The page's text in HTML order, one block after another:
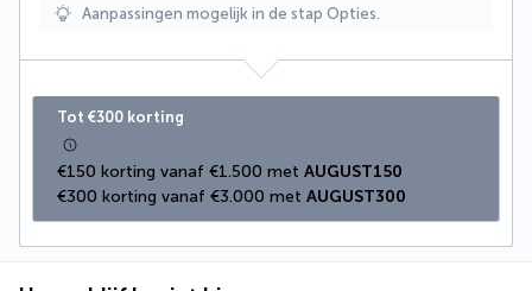
Aanpassingen mogelijk in de stap Opties.
Tot €300 korting
€150 korting vanaf €1.500 met AUGUST150
€300 korting vanaf €3.000 met AUGUST300